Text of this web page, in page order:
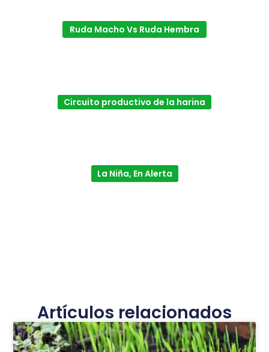
Ruda Macho Vs Ruda Hembra
Circuito productivo de la harina
La Niña, En Alerta
Artículos relacionados